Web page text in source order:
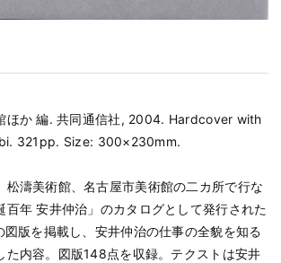
ほか 編. 共同通信社, 2004. Hardcover with
321pp. Size: 300×230mm.
松濤美術館、名古屋市美術館の二カ所で行な
百年 安井仲治」のカタログとして発行された
版を掲載し、安井仲治の仕事の全貌を知る
た内容。図版148点を収録。テクストは安井